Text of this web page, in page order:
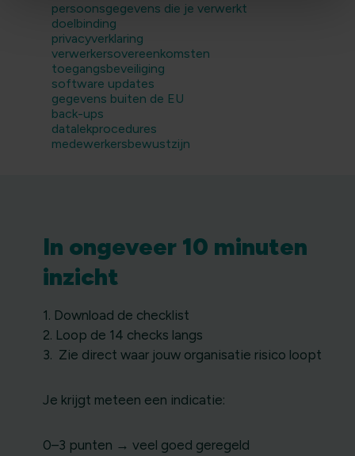
persoonsgegevens die je verwerkt
doelbinding
privacyverklaring
verwerkersovereenkomsten
toegangsbeveiliging
software updates
gegevens buiten de EU
back-ups
datalekprocedures
medewerkersbewustzijn
In ongeveer 10 minuten
inzicht
1. Download de checklist
2. Loop de 14 checks langs
3. Zie direct waar jouw organisatie risico loopt
Je krijgt meteen een indicatie:
0–3 punten → veel goed geregeld